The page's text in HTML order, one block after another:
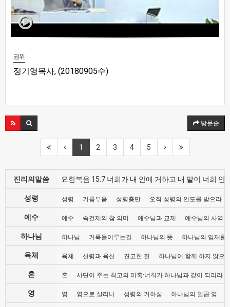
권위
정기영목사, (20180905수)
방문순
1 2 3 4 5
진리의말씀 요한복음 15:7 너희가 내 안에 거하고 내 말이 너희
성령 성령 기름부음 성령충만 오직 성령의 인도를 받으라
예수 예수 속건제의 참 의미 예수님과 교제 예수님의 사역
하나님 하나님 거룩을이루는길 하나님의 뜻 하나님의 임재를
육체 육체 신령과 육신 견고한 진 하나님이 함께 하지 않으
혼 혼 사단이 주는 최고의 미혹:너희가 하나님과 같이 되리라
영 영 영으로 살리니 성령의 거하심 하나님의 일곱 영